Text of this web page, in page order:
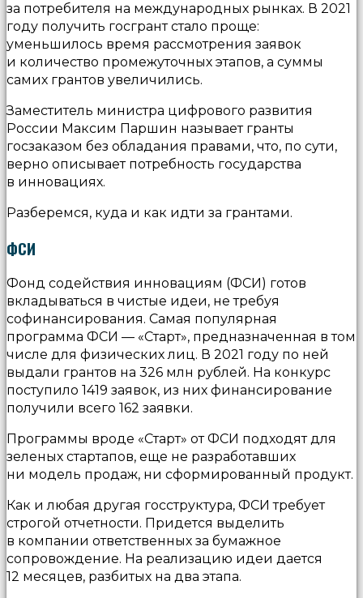
за потребителя на международных рынках. В 2021
году получить госгрант стало проще:
уменьшилось время рассмотрения заявок
и количество промежуточных этапов, а суммы
самих грантов увеличились.
Заместитель министра цифрового развития
России Максим Паршин называет гранты
госзаказом без обладания правами, что, по сути,
верно описывает потребность государства
в инновациях.
Разберемся, куда и как идти за грантами.
ФСИ
Фонд содействия инновациям (ФСИ) готов
вкладываться в чистые идеи, не требуя
софинансирования. Самая популярная
программа ФСИ — «Старт», предназначенная в том
числе для физических лиц. В 2021 году по ней
выдали грантов на 326 млн рублей. На конкурс
поступило 1419 заявок, из них финансирование
получили всего 162 заявки.
Программы вроде «Старт» от ФСИ подходят для
зеленых стартапов, еще не разработавших
ни модель продаж, ни сформированный продукт.
Как и любая другая госструктура, ФСИ требует
строгой отчетности. Придется выделить
в компании ответственных за бумажное
сопровождение. На реализацию идеи дается
12 месяцев, разбитых на два этапа.